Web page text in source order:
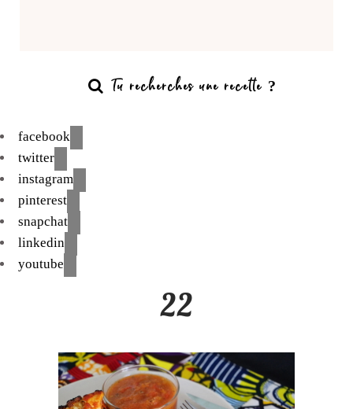
facebook
twitter
instagram
pinterest
snapchat
linkedin
youtube
22